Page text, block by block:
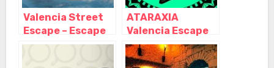
Valencia Street
Escape – Escape
Room al aire libre
ATARAXIA
Valencia Escape
Room, Valencia –
Valencia